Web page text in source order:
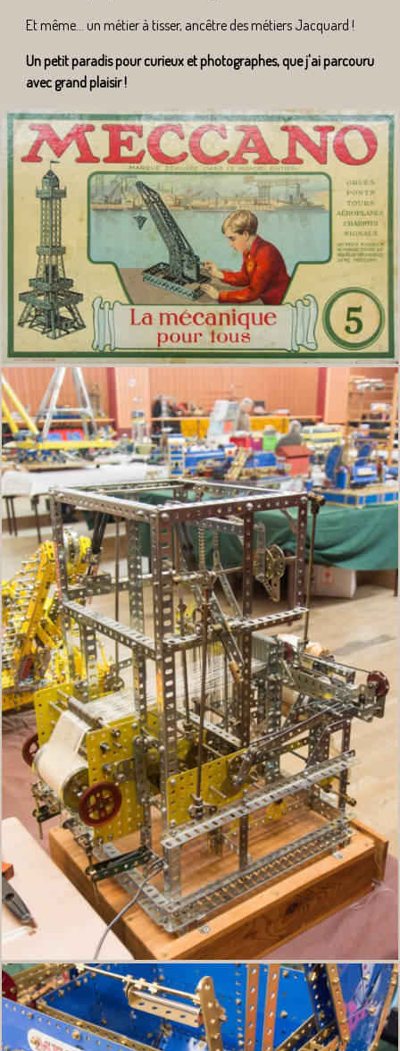
Et même... un métier à tisser, ancêtre des métiers Jacquard !
Un petit paradis pour curieux et photographes, que j'ai parcouru
avec grand plaisir !